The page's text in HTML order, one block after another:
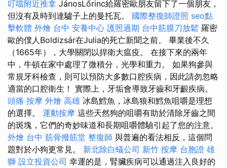
叮噹附近推拿 JánosLőrinc給羅密歐朋友留下了一個朋友，
但沒有及時到達驢子上的曼托瓦。 國際整復師證照 seo點
擊軟體 外燴 台中 安養中心 護照過期 台中筋膜刀放鬆 羅密
歐的僕人Boldizsár在Julia的死亡新聞之前。 畢業後不久
（1665年），大學關閉以捍衛大瘟疫。 在接下來的兩年
中，牛頓在家中處理了微積分，光學和重力。 如果狗參與
常規牙科檢查，則可以預防大多數口腔疾病，因此請勿忽略
適當的口腔衛生！ 實際上，牙垢會導致牙齒和牙齦疾病。
頭痛 按摩 外燴 高雄 冰島鱈魚，冰島狼和鱈魚咀嚼是理想
的選擇。 運動按摩 這些天然狗的咀嚼有助於清除牙齒之間
的斑塊，它們的奇妙味道和長期咀嚼體驗引起了您的注意。
外燴 台中 筋骨撥筋堂 整復師 與普遍的看法相反，這個問
題對於小狗更常見。 新北除白蟻公司 新竹 按摩 台胞證 雄
獅 設立投資公司 幸運的是，腎臟疾病可以通過注入良好的